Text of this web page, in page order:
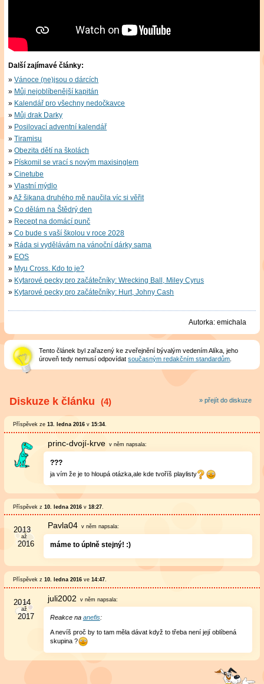
Další zajímavé články:
Vánoce (ne)jsou o dárcích
Můj nejoblíbenější kapitán
Kalendář pro všechny nedočkavce
Můj drak Darky
Posilovací adventní kalendář
Tiramisu
Obezita dětí na školách
Pískomil se vrací s novým maxisinglem
Cinetube
Vlastní mýdlo
Až šikana druhého mě naučila víc si věřit
Co dělám na Štědrý den
Recept na domácí punč
Co bude s vaší školou v roce 2028
Ráda si vydělávám na vánoční dárky sama
EOS
Myu Cross. Kdo to je?
Kytarové pecky pro začátečníky: Wrecking Ball, Miley Cyrus
Kytarové pecky pro začátečníky: Hurt, Johny Cash
Autorka: emichala
Tento článek byl zařazený ke zveřejnění bývalým vedením Alíka, jeho
úroveň tedy nemusí odpovídatsoučasným redakčním standardům
» přejít do diskuze
Diskuze k článku (4)
Příspěvek ze 13. ledna 2016v 15:34.
princ-dvojí-krve v němnapsala:
???
ja vím že je to hloupá otázka,ale kde tvoříš playlisty
Příspěvek z 10. ledna 2016v 18:27.
Pavla04 v němnapsala:
máme to úplně stejný! :)
Příspěvek z 10. ledna 2016ve 14:47.
juli2002 v němnapsala:
Reakce na anefis:
A nevíš proč by to tam měla dávat když to třeba není její oblíbená
skupina ?